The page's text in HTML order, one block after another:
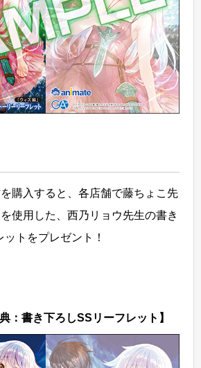
購入すると、各店舗で藤ちょこ先
使用した、西乃リョウ先生の書き
トをプレゼント！
：書き下ろしSSリーフレット】